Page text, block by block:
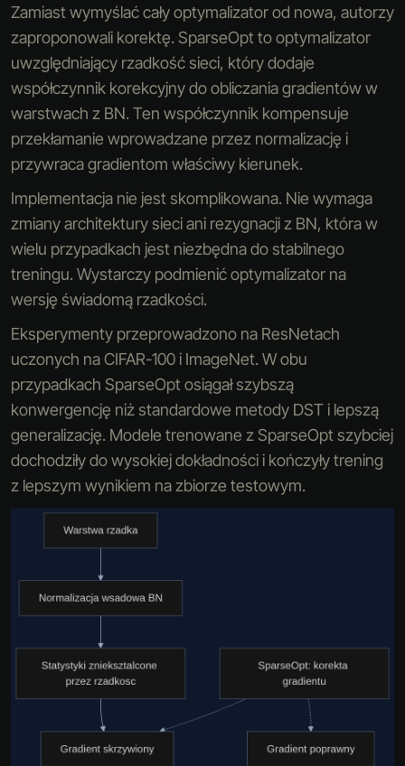
Zamiast wymyślać cały optymalizator od nowa, autorzy
zaproponowali korektę. SparseOpt to optymalizator
uwzględniający rzadkość sieci, który dodaje
współczynnik korekcyjny do obliczania gradientów w
warstwach z BN. Ten współczynnik kompensuje
przekłamanie wprowadzane przez normalizację i
przywraca gradientom właściwy kierunek.
Implementacja nie jest skomplikowana. Nie wymaga
zmiany architektury sieci ani rezygnacji z BN, która w
wielu przypadkach jest niezbędna do stabilnego
treningu. Wystarczy podmienić optymalizator na
wersję świadomą rzadkości.
Eksperymenty przeprowadzono na ResNetach
uczonych na CIFAR-100 i ImageNet. W obu
przypadkach SparseOpt osiągał szybszą
konwergencję niż standardowe metody DST i lepszą
generalizację. Modele trenowane z SparseOpt szybciej
dochodziły do wysokiej dokładności i kończyły trening
z lepszym wynikiem na zbiorze testowym.